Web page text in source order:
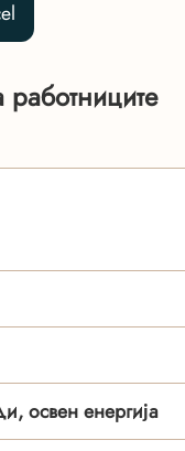
освен енергија